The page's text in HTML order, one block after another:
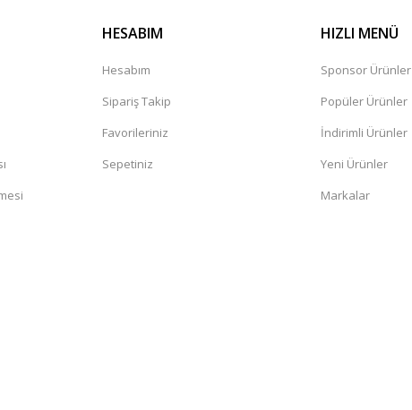
HESABIM
Hesabım
Sipariş Takip
Favorileriniz
Sepetiniz
HIZLI MENÜ
Sponsor Ürünler
Popüler Ürünler
İndirimli Ürünler
Yeni Ürünler
Markalar